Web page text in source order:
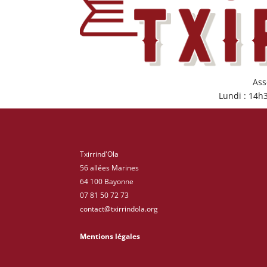
Lundi :
Txirrind'Ola
56 allées Marines
64 100 Bayonne
07 81 50 72 73
contact@txirrindola.org
Mentions légales